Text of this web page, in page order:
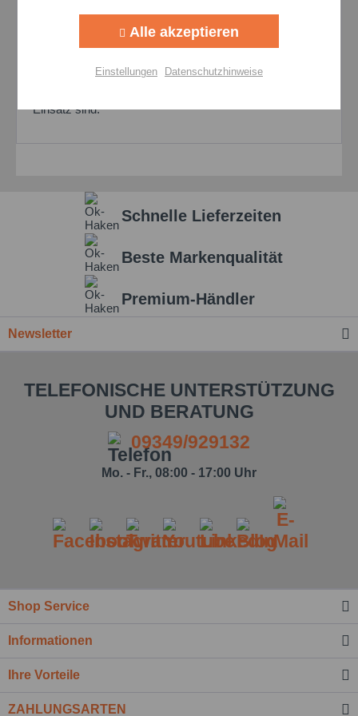
Fahrzeugen, Maschinen, Wälz- und Gleitlagern
Vor der Anwendung sollte dieElastomerverträglichkeit
Einsatz sind.
Schnelle Lieferzeiten
Beste Markenqualität
Premium-Händler
Newsletter
TELEFONISCHE UNTERSTÜTZUNG
UND BERATUNG
09349/929132
Mo. - Fr., 08:00 - 17:00 Uhr
Shop Service
Informationen
Ihre Vorteile
ZAHLUNGSARTEN
Personalisierung Aktiv
Alle akzeptieren
Einstellungen Datenschutzhinweise